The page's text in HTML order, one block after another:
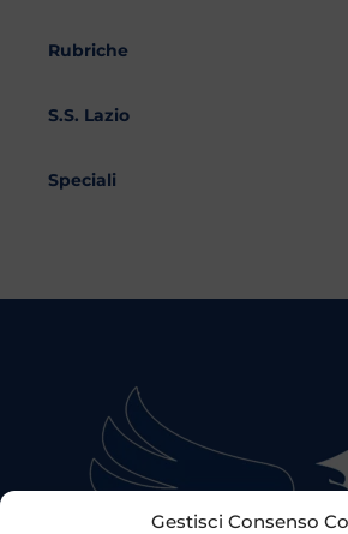
Gestisci Consenso
Rubriche
S.S. Lazio
Speciali